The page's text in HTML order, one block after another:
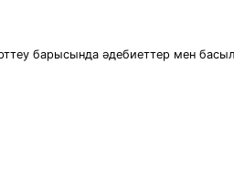
барысында әдебиеттер мен